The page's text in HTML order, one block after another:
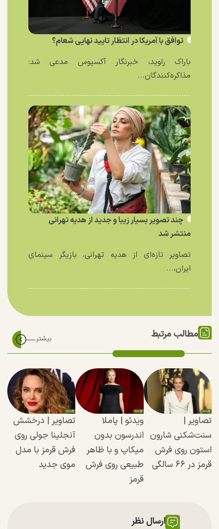
توافق با آمریکا در انتظار تایید نهایی شعام؟
باراک راوید، خبرنگار آکسیوس مدعی شد:
مذاکره‌کنندگان...
چند تصویر بسیار زیبا و جدید از هدیه تهرانی
منتشر شد
تصاویر تازه‌ای از هدیه تهرانی، بازیگر سینمای
ایران،...
مطالب مرتبط
تصاویر |
سنت‌شکنی شارون
استون روی فرش
قرمز در ۶۶ سالگی
ویدئو |‌ پاملا
اندرسون بدون
میکاپ و با ظاهر
طبیعی روی فرش
قرمز
تصاویر | درخشش
آنجلینا جولی روی
فرش قرمز با مدل
موی جدید
ارسال نظر